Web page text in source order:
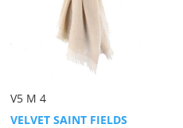
V5 M 4
VELVET SAINT FIELDS